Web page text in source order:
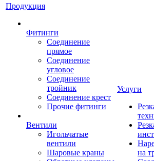
Продукция
Фитинги
Соединение
прямое
Соединение
угловое
Соединение
тройник
Соединение крест
Прочие фитинги
Вентили
Игольчатые
вентили
Шаровые краны
Услуги
на